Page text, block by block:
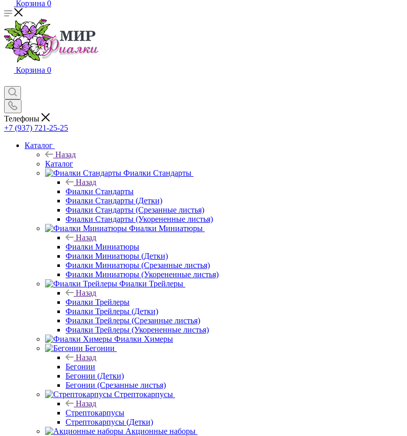
Корзина 0
Корзина 0
Телефоны
+7 (937) 721-25-25
Каталог
Назад
Каталог
Фиалки Стандарты
Назад
Фиалки Стандарты
Фиалки Стандарты (Детки)
Фиалки Стандарты (Срезанные листья)
Фиалки Стандарты (Укорененные листья)
Фиалки Миниатюры
Назад
Фиалки Миниатюры
Фиалки Миниатюры (Детки)
Фиалки Миниатюры (Срезанные листья)
Фиалки Миниатюры (Укорененные листья)
Фиалки Трейлеры
Назад
Фиалки Трейлеры
Фиалки Трейлеры (Детки)
Фиалки Трейлеры (Срезанные листья)
Фиалки Трейлеры (Укорененные листья)
Фиалки Химеры
Бегонии
Назад
Бегонии
Бегонии (Детки)
Бегонии (Срезанные листья)
Стрептокарпусы
Назад
Стрептокарпусы
Стрептокарпусы (Детки)
Акционные наборы